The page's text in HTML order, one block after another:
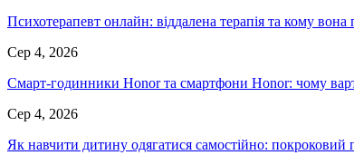
Психотерапевт онлайн: віддалена терапія та кому вона
Сер 4, 2026
Смарт-годинники Honor та смартфони Honor: чому
Сер 4, 2026
Як навчити дитину одягатися самостійно: покроковий